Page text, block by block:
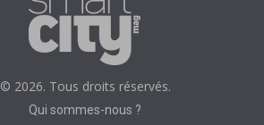
© 2026. Tous droits réservés.
Qui sommes-nous ?